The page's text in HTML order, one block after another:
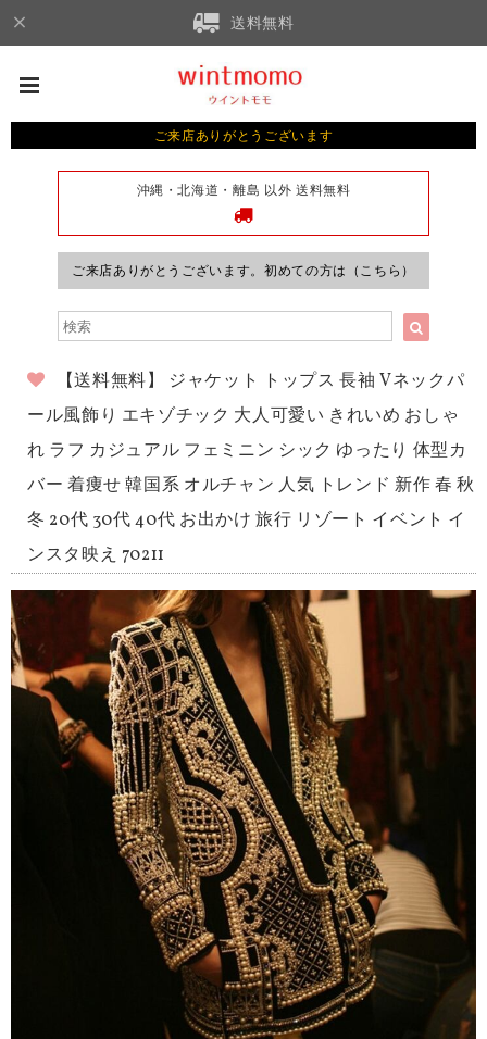
送料無料
ご来店ありがとうございます
沖縄・北海道・離島 以外 送料無料
ご来店ありがとうございます。初めての方は（こちら）
【送料無料】 ジャケット トップス 長袖 Vネックパ
ール風飾り エキゾチック 大人可愛い きれいめ おしゃ
れ ラフ カジュアル フェミニン シック ゆったり 体型カ
バー 着痩せ 韓国系 オルチャン 人気 トレンド 新作 春 秋
冬 20代 30代 40代 お出かけ 旅行 リゾート イベント イ
ンスタ映え 70211